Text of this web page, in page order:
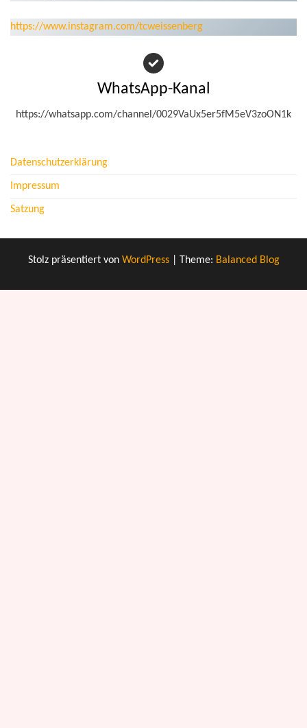
https://www.instagram.com/tcweissenberg
WhatsApp-Kanal
https://whatsapp.com/channel/0029VaUx5er5fM5eV3zoON1k
Datenschutzerklärung
Impressum
Satzung
Stolz präsentiert von WordPress Theme: Balanced Blog